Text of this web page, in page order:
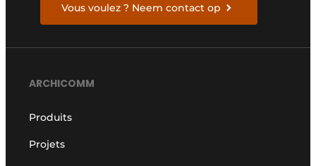
Vous voulez ? Neem contact op
ARCHICOMM
Produits
Projets